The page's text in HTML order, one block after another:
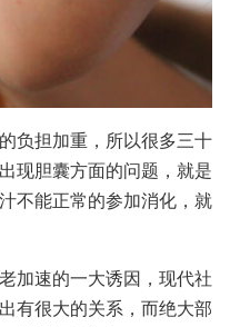
负担加重，所以很多三十
现胆囊方面的问题，就是
不能正常的参加消化，就
加速的一大诱因，现代社
有很大的关系，而绝大部